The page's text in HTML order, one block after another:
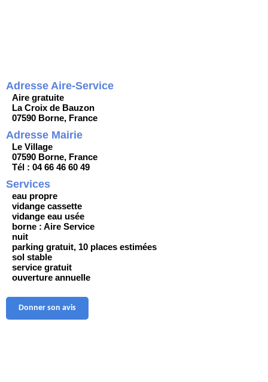
Adresse Aire-Service
Aire gratuite
La Croix de Bauzon
07590 Borne, France
Adresse Mairie
Le Village
07590 Borne, France
Tél : 04 66 46 60 49
Services
eau propre
vidange cassette
vidange eau usée
borne : Aire Service
nuit
parking gratuit, 10 places estimées
sol stable
service gratuit
ouverture annuelle
Donner son avis